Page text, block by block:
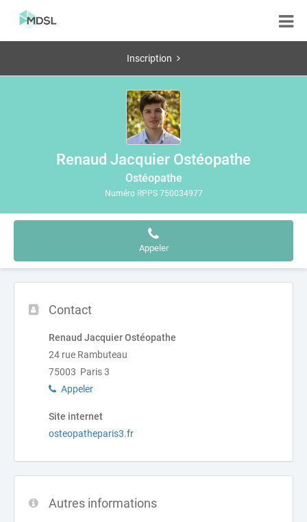
Inscription
Renaud Jacquier Ostéopathe
Ostéopathe
Numéro RPPS 750034977
Appeler
Contact
Renaud Jacquier Ostéopathe
24 rue Rambuteau
75003 Paris 3
Appeler
Site internet
osteopatheparis3.fr
Autres informations